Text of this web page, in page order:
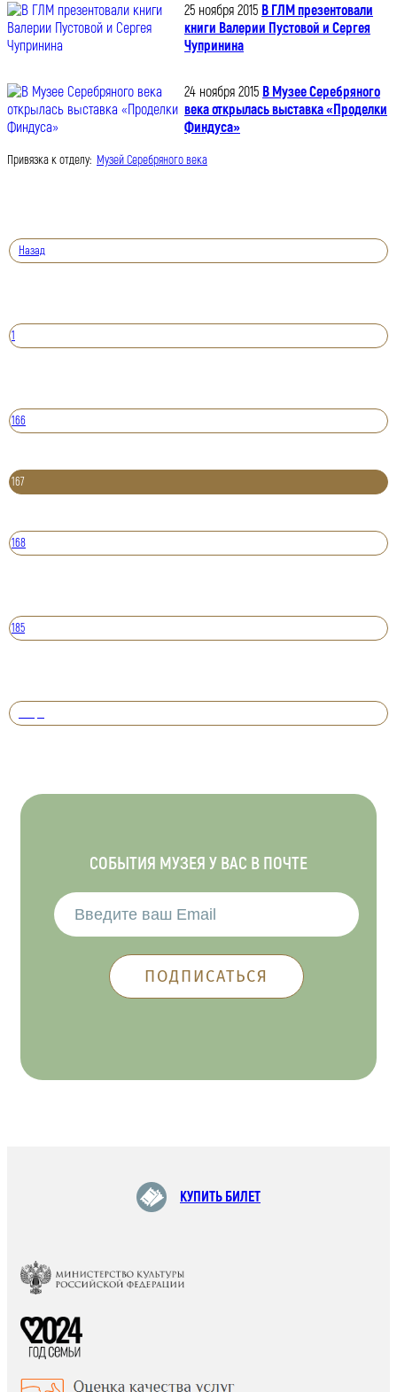
25 ноября 2015 В ГЛМ презентовали
книги Валерии Пустовой и Сергея
Чупринина
24 ноября 2015 В Музее Серебряного
века открылась выставка «Проделки
Финдуса»
Привязка к отделу: Музей Серебряного века
Назад
1
166
167
168
185
СОБЫТИЯ МУЗЕЯ У ВАС В ПОЧТЕ
КУПИТЬ БИЛЕТ